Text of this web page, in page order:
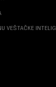
VEŠTAČKE